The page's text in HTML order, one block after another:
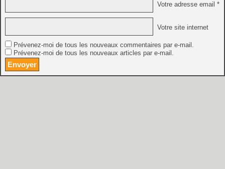
Votre adresse email *
Votre site internet
Prévenez-moi de tous les nouveaux commentaires par e-mail.
Prévenez-moi de tous les nouveaux articles par e-mail.